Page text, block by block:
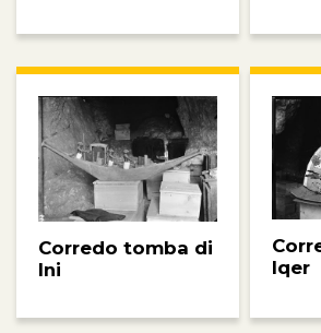
Corredo tomba di
Ini
Iqer